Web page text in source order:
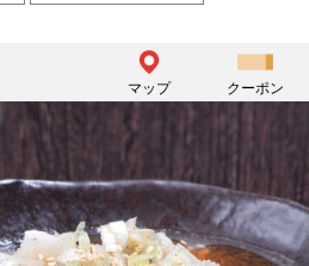
マップ クーポン